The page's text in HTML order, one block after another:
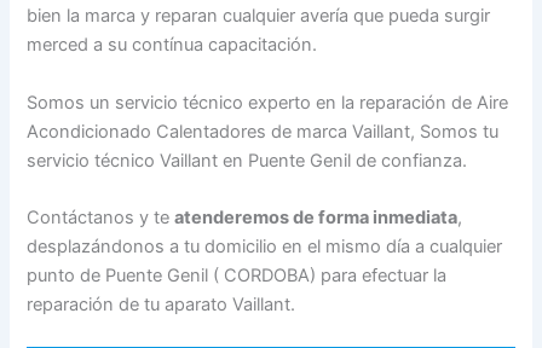
bien la marca y reparan cualquier avería que pueda surgir
merced a su contínua capacitación.
Somos un servicio técnico experto en la reparación de Aire
Acondicionado Calentadores de marca Vaillant, Somos tu
servicio técnico Vaillant en Puente Genil de confianza.
Contáctanos y teatenderemos de forma inmediata,
desplazándonos a tu domicilio en el mismo día a cualquier
punto de Puente Genil ( CORDOBA) para efectuar la
reparación de tu aparato Vaillant.